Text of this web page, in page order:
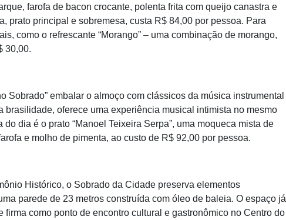
farofa de bacon crocante, polenta frita com queijo canastra e
prato principal e sobremesa, custa R$ 84,00 por pessoa. Para
como o refrescante “Morango” – uma combinação de morango,
30,00.
Sobrado” embalar o almoço com clássicos da música instrumental
brasilidade, oferece uma experiência musical intimista no mesmo
dia é o prato “Manoel Teixeira Serpa”, uma moqueca mista de
e molho de pimenta, ao custo de R$ 92,00 por pessoa.
Histórico, o Sobrado da Cidade preserva elementos
parede de 23 metros construída com óleo de baleia. O espaço já
como ponto de encontro cultural e gastronômico no Centro do